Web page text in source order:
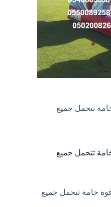
تتحمل جميع
تتحمل جميع
خامة تتحمل جميع